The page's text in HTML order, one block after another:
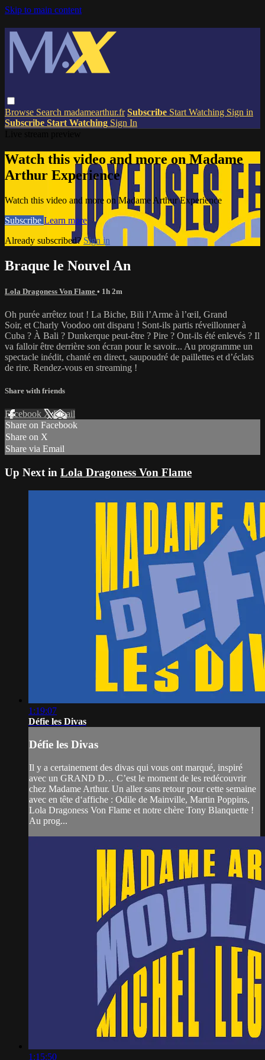
Skip to main content
Browse Search madamearthur.fr Subscribe Start Watching Sign in
Subscribe Start Watching Sign In
Watch this video and more on Madame
Arthur Experience
Watch this video and more on Madame Arthur Experience
Subscribe Learn more
Already subscribed?Sign in
Braque le Nouvel An
Lola Dragoness Von Flame • 1h 2m
Oh purée arrêtez tout ! La Biche, Bili l’Arme à l’œil, Grand
Soir, et Charly Voodoo ont disparu ! Sont-ils partis réveillonner à
Cuba ? À Bali ? Dunkerque peut-être ? Pire ? Ont-ils été enlevés ? Il
va falloir être derrière son écran pour le savoir... Au programme un
spectacle inédit, chanté en direct, saupoudré de paillettes et d’éclats
de rire. Rendez-vous en streaming !
Share with friends
Facebook XEmail
Share on Facebook
Share on X
Share via Email
Up Next in Lola Dragoness Von Flame
1:19:07
Défie les Divas
Défie les Divas
Il y a certainement des divas qui vous ont marqué, inspiré
avec un GRAND D… C’est le moment de les redécouvrir
chez Madame Arthur. Un aller sans retour pour cette semaine
avec en tête d‘affiche : Odile de Mainville, Martin Poppins,
Lola Dragoness Von Flame et notre chère Tony Blanquette !
Au prog...
1:15:50